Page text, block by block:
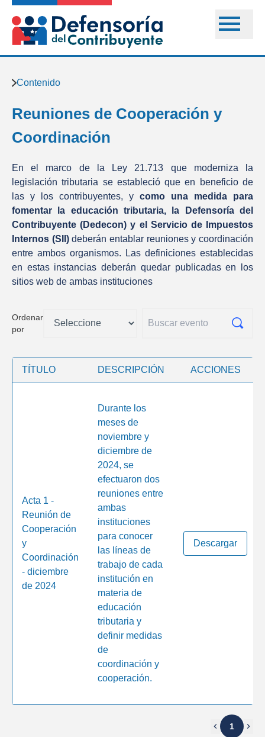
Contenido
Reuniones de Cooperación y
Coordinación
En el marco de la Ley 21.713 que moderniza la
legislación tributaria se estableció que en beneficio de
las y los contribuyentes, y como una medida para
fomentar la educación tributaria, la Defensoría del
Contribuyente (Dedecon) y el Servicio de Impuestos
Internos (SII)deberán entablar reuniones y coordinación
entre ambos organismos. Las definiciones establecidas
en estas instancias deberán quedar publicadas en los
sitios web de ambas instituciones
Ordenar
por
TÍTULO DESCRIPCIÓN ACCIONES
Acta 1 -
Reunión de
Cooperación
y
Coordinación
- diciembre
de 2024
Durante los
meses de
noviembre y
diciembre de
2024, se
efectuaron dos
reuniones entre
ambas
instituciones
para conocer
las líneas de
trabajo de cada
institución en
materia de
educación
tributaria y
definir medidas
de
coordinación y
cooperación.
Descargar
1